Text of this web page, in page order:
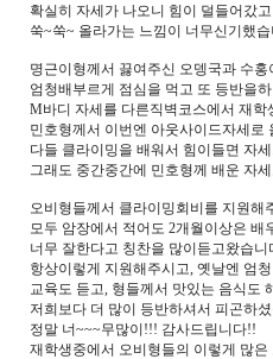
확실히 자세가 나오니 힘이 덜들어갔
쑥~쑥~ 올라가는 느낌이 너무신기했
명근이형께서 끓여주신 오뎅국과 수
엄청배부르게 점심을 먹고 또 등반을
M바디 자세를 다른직벽코스에서 재학
민호형께서 이번엔 아웃사이드자세로
다들 클라이밍을 배워서 힘이들면 자
그래도 중간중간에 민호형께 배운 자
오비형들께서 클라이밍회비를 지원해
모두 암장에서 적어도 2개월이상은
너무 잘한다고 칭찬을 많이듣고왔습니
항상이렇게 지원해주시고, 옛날엔 엄
교육도 듣고, 형들께서 맛있는 음식도
저희보다 더 많이 등반하셔서 피곤하
정말 너~~~무많이!!! 감사드립니다!!
재학생중에서 오비형들의 이렇게 많은